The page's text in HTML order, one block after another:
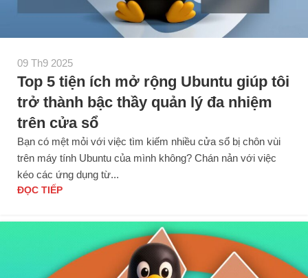
09 Th9 2025
Top 5 tiện ích mở rộng Ubuntu giúp tôi
trở thành bậc thầy quản lý đa nhiệm
trên cửa sổ
Bạn có mệt mỏi với việc tìm kiếm nhiều cửa sổ bị chôn vùi
trên máy tính Ubuntu của mình không? Chán nản với việc
kéo các ứng dụng từ...
ĐỌC TIẾP